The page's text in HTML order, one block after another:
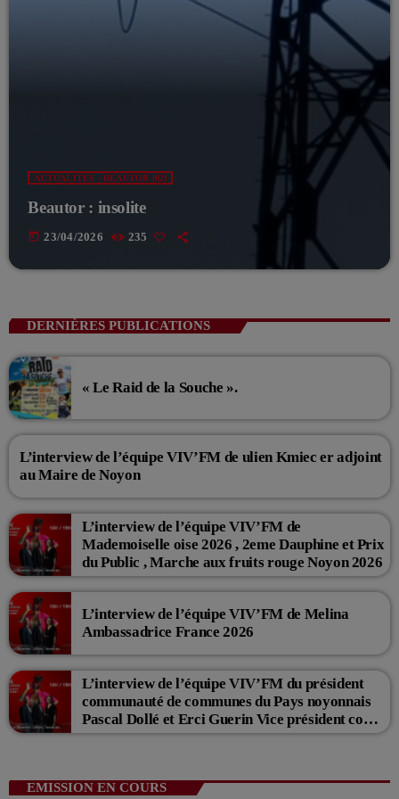
ACTUALITÉS - BEAUTOR (02)
Beautor : insolite
today 23/04/2026 235
DERNIÈRES PUBLICATIONS
« Le Raid de la Souche ».
L’interview de l’équipe VIV’FM de ulien Kmiec er adjoint
au Maire de Noyon
L’interview de l’équipe VIV’FM de
Mademoiselle oise 2026 , 2eme Dauphine et Prix
du Public , Marche aux fruits rouge Noyon 2026
L’interview de l’équipe VIV’FM de Melina
Ambassadrice France 2026
L’interview de l’équipe VIV’FM du président
communauté de communes du Pays noyonnais
Pascal Dollé et Erci Guerin Vice président com
de com
EMISSION EN COURS